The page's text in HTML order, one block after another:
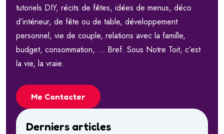
tutoriels DIY, récits de fêtes, idées de menus, déco
d’intérieur, de fête ou de table, développement
personnel, vie de couple, relations avec la famille,
budget, consommation, … Bref. Sous Notre Toit, c’est
la vie, la vraie.
Me Contacter
Derniers articles